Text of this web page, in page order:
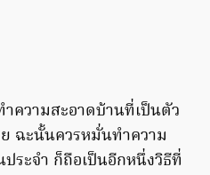
ความสะอาดบ้านที่เป็นตัว
ฉะนั้นควรหมั่นทำความ
ระจำ ก็ถือเป็นอีกหนึ่งวิธีที่